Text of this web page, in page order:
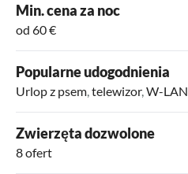
Min. cena za noc
od 60 €
Popularne udogodnienia
Urlop z psem telewizor, W-LAN
Zwierzęta dozwolone
8 ofert